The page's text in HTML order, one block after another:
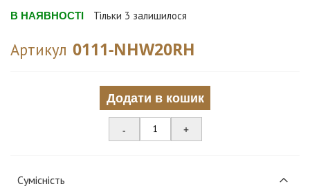
В НАЯВНОСТІ Тільки 3 залишилося
Артикул 0111-NHW20RH
Додати в кошик
- +
Сумісність